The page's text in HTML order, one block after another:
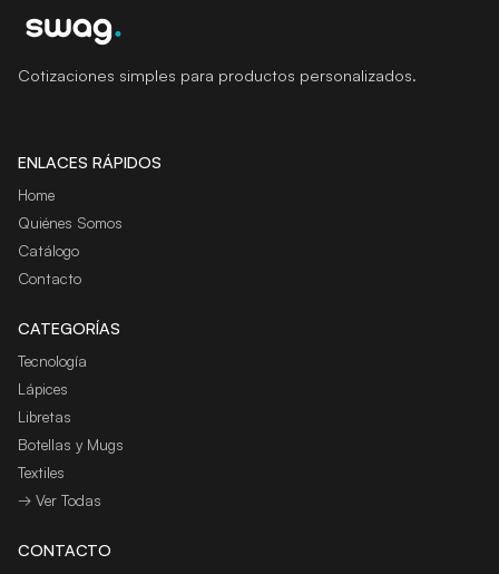
Cotizaciones simples para productos personalizados.
ENLACES RÁPIDOS
Home
Quiénes Somos
Catálogo
Contacto
CATEGORÍAS
Tecnología
Lápices
Libretas
Botellas y Mugs
Textiles
→ Ver Todas
CONTACTO